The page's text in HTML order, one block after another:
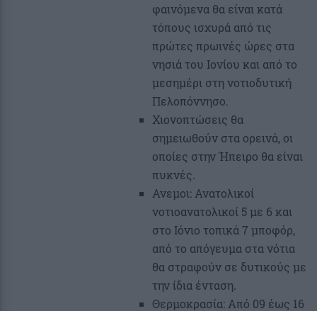
φαινόμενα θα είναι κατά
τόπους ισχυρά από τις
πρώτες πρωινές ώρες στα
νησιά του Ιονίου και από το
μεσημέρι στη νοτιοδυτική
Πελοπόννησο.
Χιονοπτώσεις θα
σημειωθούν στα ορεινά, οι
οποίες στην Ήπειρο θα είναι
πυκνές.
Ανεμοι: Ανατολικοί
νοτιοανατολικοί 5 με 6 και
στο Ιόνιο τοπικά 7 μποφόρ,
από το απόγευμα στα νότια
θα στραφούν σε δυτικούς με
την ίδια ένταση.
Θερμοκρασία: Από 09 έως 16